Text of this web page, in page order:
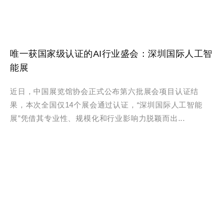
唯一获国家级认证的AI行业盛会：深圳国际人工智
能展
近日，中国展览馆协会正式公布第六批展会项目认证结
果，本次全国仅14个展会通过认证，“深圳国际人工智能
展”凭借其专业性、规模化和行业影响力脱颖而出...